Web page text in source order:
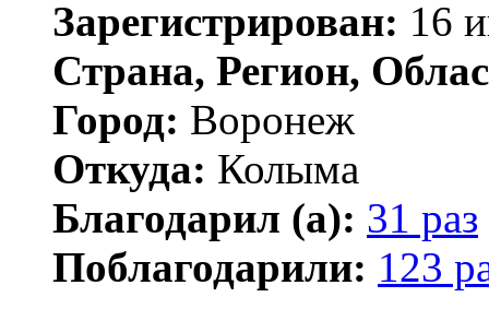
Зарегистрирован: 16
Страна, Регион,
Город: Воронеж
Откуда: Колыма
Благодарил (а): 31 раз
Поблагодарили: 123